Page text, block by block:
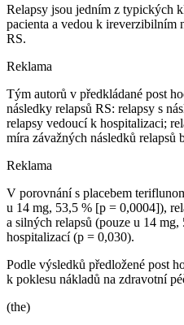
Relapsy jsou jedním z typických
pacienta a vedou k ireverzibilním
RS.
Reklama
Tým autorů v předkládané post
následky relapsů RS: relapsy s
relapsy vedoucí k hospitalizaci;
míra závažných následků relapsů
Reklama
V porovnání s placebem
u 14 mg, 53,5 % [p = 0,0004]),
a silných relapsů (pouze u 14
hospitalizací (p = 0,030).
Podle výsledků předložené post
k poklesu nákladů na zdravotní
(the)